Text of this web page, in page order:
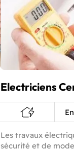
Electriciens
Les travaux
sécurité et de